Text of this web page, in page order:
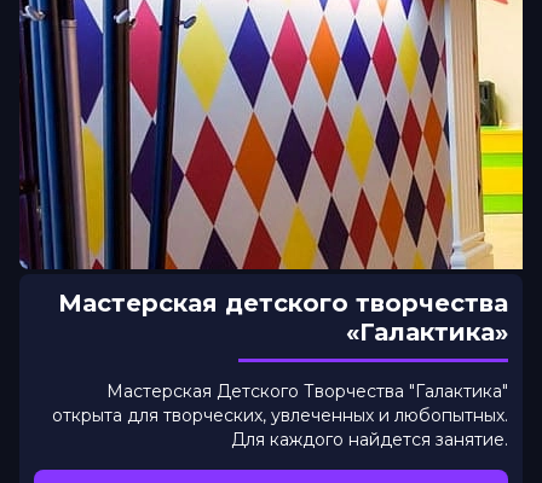
Мастерская детского творчества
«Галактика»
Мастерская Детского Творчества "Галактика"
открыта для творческих, увлеченных и любопытных.
Для каждого найдется занятие.